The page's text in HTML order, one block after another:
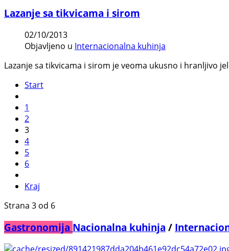
Lazanje sa tikvicama i sirom
02/10/2013
Objavljeno u Internacionalna kuhinja
Lazanje sa tikvicama i sirom je veoma ukusno i hranljivo
Start
1
2
3
4
5
6
Kraj
Strana 3 od 6
Gastronomija Nacionalna kuhinja /